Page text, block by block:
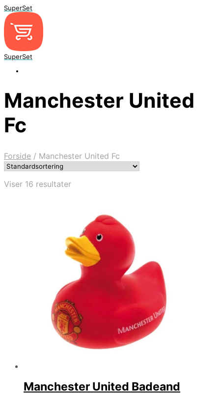
SuperSet
SuperSet
Manchester United
Fc
Forside / Manchester United Fc
Viser 16 resultater
Manchester United Badeand